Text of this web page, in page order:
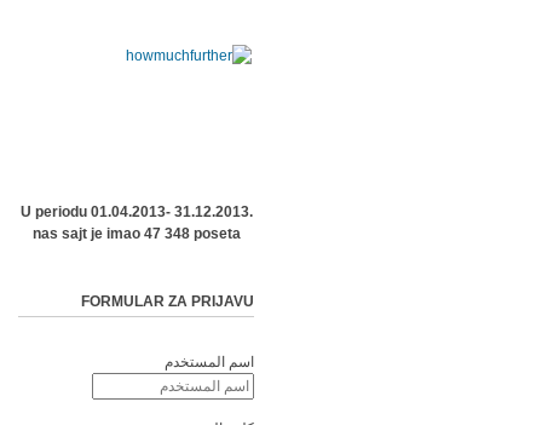
U periodu 01.04.2013- 31.12.2013.
nas sajt je imao 47 348 poseta
FORMULAR ZA PRIJAVU
اسم المستخدم